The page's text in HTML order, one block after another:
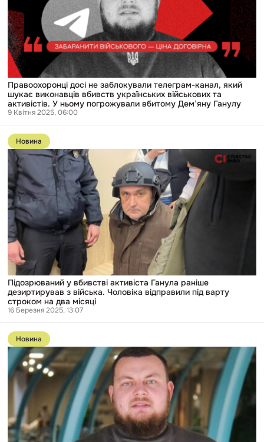
канал,
який
шукає
виконавців
вбивств
українських
військових
активістів.
ньому
погрожували
Дем’яну
Ганулу
Правоохоронці досі не заблокували телеграм-канал, який
шукає виконавців вбивств українських військових та
активістів. У ньому погрожували вбитому Дем’яну Ганулу
9 Квітня 2025, 06:00
Перейти
до
публікації
Підозрюваний
вбивстві
активіста
Ганула
раніше
дезиртирував
війська.
Чоловіка
відправили
під
варту
строком
на
два
місяці
Новина
Підозрюваний у вбивстві активіста Ганула раніше
дезиртирував з війська. Чоловіка відправили під варту
строком на два місяці
16 Березня 2025, 13:07
Перейти
до
публікації
Вбитий
одеський
активіст
Ганул
служив
військово-
морських
силах
Новина